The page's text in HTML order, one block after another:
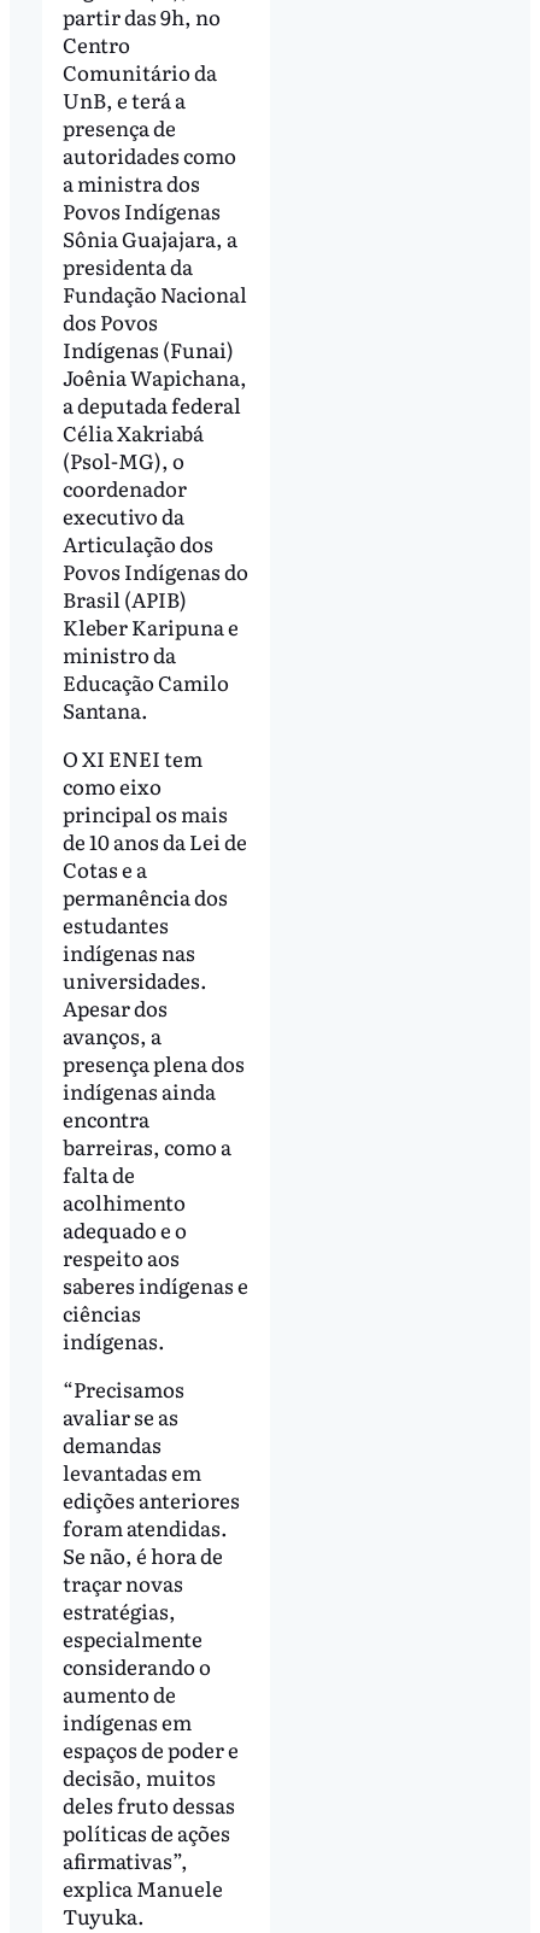
partir das 9h, no
Centro
Comunitário da
UnB, e terá a
presença de
autoridades como
a ministra dos
Povos Indígenas
Sônia Guajajara, a
presidenta da
Fundação Nacional
dos Povos
Indígenas (Funai)
Joênia Wapichana,
a deputada federal
Célia Xakriabá
(Psol-MG), o
coordenador
executivo da
Articulação dos
Povos Indígenas do
Brasil (APIB)
Kleber Karipuna e
ministro da
Educação Camilo
Santana.
O XI ENEI tem
como eixo
principal os mais
de 10 anos da Lei de
Cotas e a
permanência dos
estudantes
indígenas nas
universidades.
Apesar dos
avanços, a
presença plena dos
indígenas ainda
encontra
barreiras, como a
falta de
acolhimento
adequado e o
respeito aos
saberes indígenas e
ciências
indígenas.
“Precisamos
avaliar se as
demandas
levantadas em
edições anteriores
foram atendidas.
Se não, é hora de
traçar novas
estratégias,
especialmente
considerando o
aumento de
indígenas em
espaços de poder e
decisão, muitos
deles fruto dessas
políticas de ações
afirmativas”,
explica Manuele
Tuyuka.